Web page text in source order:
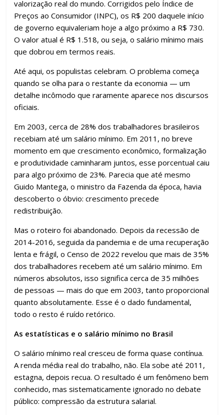
valorização real do mundo. Corrigidos pelo Índice de
Preços ao Consumidor (INPC), os R$ 200 daquele início
de governo equivaleriam hoje a algo próximo a R$ 730.
O valor atual é R$ 1.518, ou seja, o salário mínimo mais
que dobrou em termos reais.
Até aqui, os populistas celebram. O problema começa
quando se olha para o restante da economia — um
detalhe incômodo que raramente aparece nos discursos
oficiais.
Em 2003, cerca de 28% dos trabalhadores brasileiros
recebiam até um salário mínimo. Em 2011, no breve
momento em que crescimento econômico, formalização
e produtividade caminharam juntos, esse porcentual caiu
para algo próximo de 23%. Parecia que até mesmo
Guido Mantega, o ministro da Fazenda da época, havia
descoberto o óbvio: crescimento precede
redistribuição.
Mas o roteiro foi abandonado. Depois da recessão de
2014-2016, seguida da pandemia e de uma recuperação
lenta e frágil, o Censo de 2022 revelou que mais de 35%
dos trabalhadores recebem até um salário mínimo. Em
números absolutos, isso significa cerca de 35 milhões
de pessoas — mais do que em 2003, tanto proporcional
quanto absolutamente. Esse é o dado fundamental,
todo o resto é ruído retórico.
As estatísticas e o salário mínimo no Brasil
O salário mínimo real cresceu de forma quase contínua.
A renda média real do trabalho, não. Ela sobe até 2011,
estagna, depois recua. O resultado é um fenômeno bem
conhecido, mas sistematicamente ignorado no debate
público: compressão da estrutura salarial.